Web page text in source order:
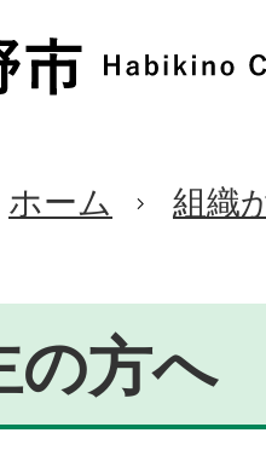
ホーム 組織
の方へ